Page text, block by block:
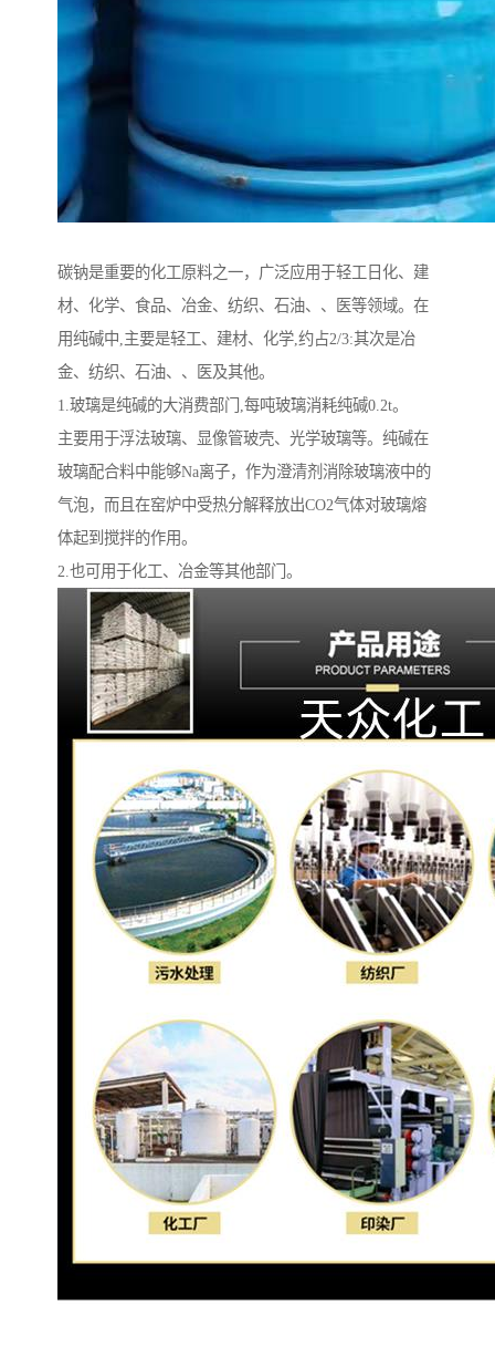
碳钠是重要的化工原料之一，广泛应用于轻工日化、建
材、化学、食品、冶金、纺织、石油、、医等领域。在
用纯碱中,主要是轻工、建材、化学,约占2/3:其次是冶
金、纺织、石油、、医及其他。
1.玻璃是纯碱的大消费部门,每吨玻璃消耗纯碱0.2t。
主要用于浮法玻璃、显像管玻壳、光学玻璃等。纯碱在
玻璃配合料中能够Na离子，作为澄清剂消除玻璃液中的
气泡，而且在窑炉中受热分解释放出CO2气体对玻璃熔
体起到搅拌的作用。
2.也可用于化工、冶金等其他部门。